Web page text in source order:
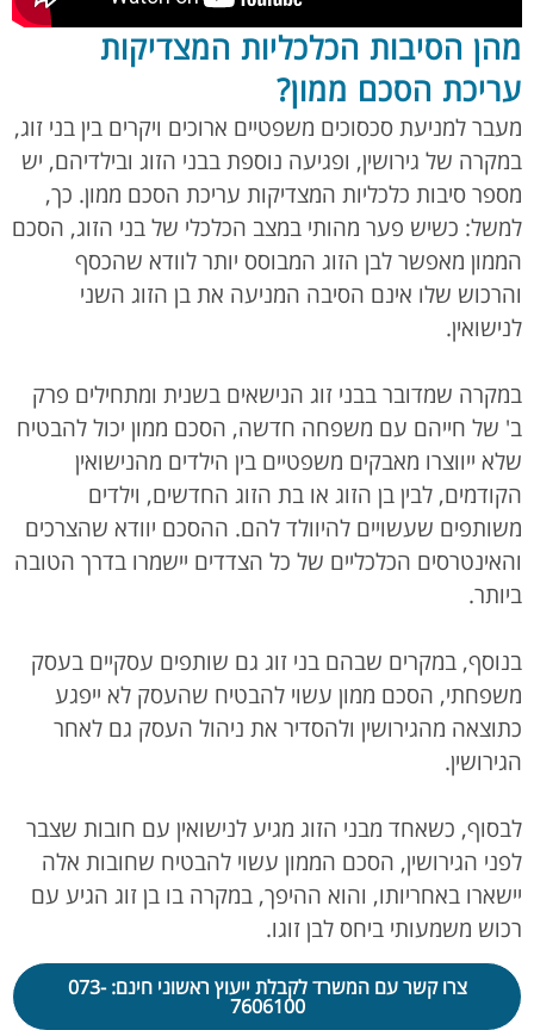
מהן הסיבות הכלכליות המצדיקות
עריכת הסכם ממון?
מעבר למניעת סכסוכים משפטיים ארוכים ויקרים בין בני זוג,
במקרה של גירושין, ופגיעה נוספת בבני הזוג ובילדיהם, יש
מספר סיבות כלכליות המצדיקות עריכת הסכם ממון. כך,
למשל: כשיש פער מהותי במצב הכלכלי של בני הזוג, הסכם
הממון מאפשר לבן הזוג המבוסס יותר לוודא שהכסף
והרכוש שלו אינם הסיבה המניעה את בן הזוג השני
לנישואין.
במקרה שמדובר בבני זוג הנישאים בשנית ומתחילים פרק
ב' של חייהם עם משפחה חדשה, הסכם ממון יכול להבטיח
שלא ייווצרו מאבקים משפטיים בין הילדים מהנישואין
הקודמים, לבין בן הזוג או בת הזוג החדשים, וילדים
משותפים שעשויים להיוולד להם. ההסכם יוודא שהצרכים
והאינטרסים הכלכליים של כל הצדדים יישמרו בדרך הטובה
ביותר.
בנוסף, במקרים שבהם בני זוג גם שותפים עסקיים בעסק
משפחתי, הסכם ממון עשוי להבטיח שהעסק לא ייפגע
כתוצאה מהגירושין ולהסדיר את ניהול העסק גם לאחר
הגירושין.
לבסוף, כשאחד מבני הזוג מגיע לנישואין עם חובות שצבר
לפני הגירושין, הסכם הממון עשוי להבטיח שחובות אלה
יישארו באחריותו, והוא ההיפך, במקרה בו בן זוג הגיע עם
רכוש משמעותי ביחס לבן זוגו.
צרו קשר עם המשרד לקבלת ייעוץ ראשוני חינם: 073-
7606100